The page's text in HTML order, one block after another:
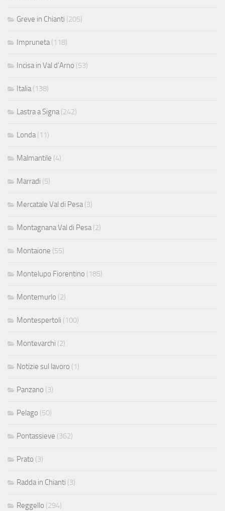
Greve in Chianti (205)
Impruneta(118)
Incisa in Val d'Arno (53)
Italia(138)
Lastra a Signa(242)
Londa(11)
Malmantile (4)
Marradi (5)
Mercatale Val di Pesa(3)
Montagnana Val di Pesa(2)
Montaione (55)
Montelupo Fiorentino (185)
Montemurlo (2)
Montespertoli (100)
Montevarchi (2)
Notizie sul lavoro (1)
Panzano (3)
Pelago (50)
Pontassieve (362)
Prato (3)
Radda in Chianti (3)
Reggello (294)